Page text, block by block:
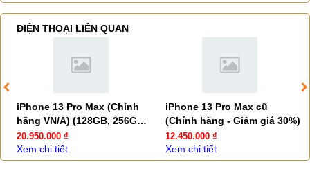
ĐIỆN THOẠI LIÊN QUAN
iPhone 13 Pro Max (Chính
hãng VN/A) (128GB, 256GB,
512GB)
20.950.000 ₫
Xem chi tiết
iPhone 13 Pro Max cũ
(Chính hãng - Giảm giá 30%)
12.450.000 ₫
Xem chi tiết